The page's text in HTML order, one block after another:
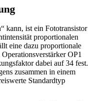
kann, ist ein Fototransistor
proportionalen
eine dazu proportionale
OP1
dabei auf 34 fest.
zusammen in einem
Standardtyp